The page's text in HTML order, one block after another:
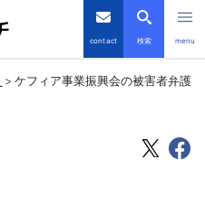
contact 検索 menu
ケフィア事業振興会の被害者弁護